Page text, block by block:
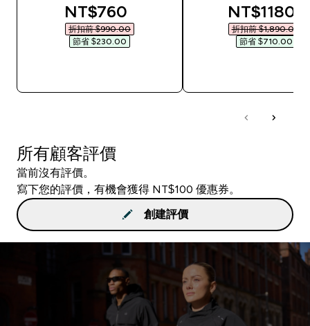
discounted price
NT$760‎
折扣前 $990.00‎
節省 $230.00‎
NT$1180‎
折扣前 $1,890.00‎
節省 $710.00‎
所有顧客評價
當前沒有評價。
寫下您的評價，有機會獲得 NT$100 優惠券。
創建評價